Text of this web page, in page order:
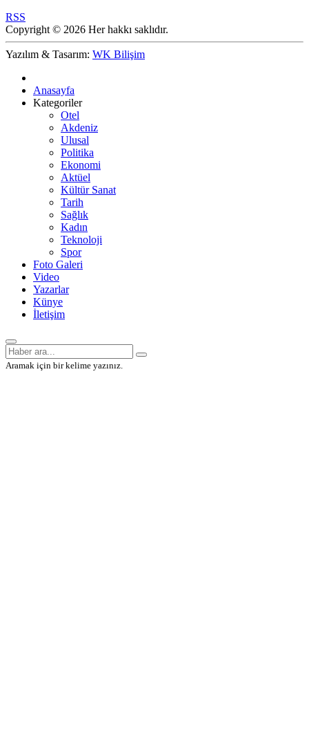
RSS
Copyright © 2026 Her hakkı saklıdır.
Yazılım & Tasarım: WK Bilişim
Anasayfa
Kategoriler
Otel
Akdeniz
Ulusal
Politika
Ekonomi
Aktüel
Kültür Sanat
Tarih
Sağlık
Kadın
Teknoloji
Spor
Foto Galeri
Video
Yazarlar
Künye
İletişim
Aramak için bir kelime yazınız.